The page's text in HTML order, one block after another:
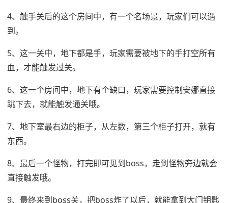
4、触手关后的这个房间中，有一个名场景，玩家们可以遇
到。
5、这一关中，地下都是手，玩家需要被地下的手打空所有
血，才能触发过关。
6、这一个房间中，地下有个缺口，玩家需要控制安娜直接
跳下去，就能触发通关哦。
7、地下室最右边的柜子，从左数，第三个柜子打开，就有
东西。
8、最后一个怪物，打完即可见到boss，走到怪物旁边就会
直接触发哦。
9、最终来到boss关，把boss炸了以后，就能拿到大门钥匙